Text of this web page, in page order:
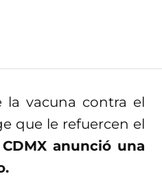
vacuna contra el
que le refuercen el
anunció una